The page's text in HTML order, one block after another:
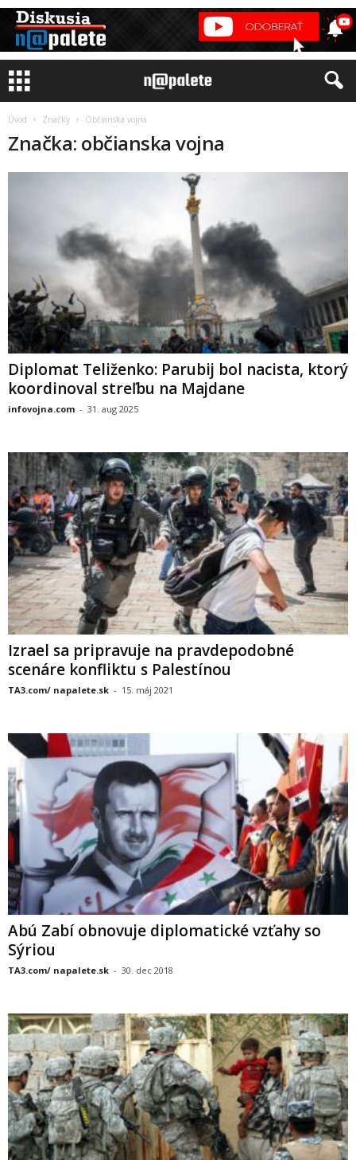
Úvod Značky Občianska vojna
Značka: občianska vojna
Diplomat Teliženko: Parubij bol nacista, ktorý
koordinoval streľbu na Majdane
infovojna.com - 31. aug 2025
Izrael sa pripravuje na pravdepodobné
scenáre konfliktu s Palestínou
TA3.com/ napalete.sk - 15. máj 2021
Abú Zabí obnovuje diplomatické vzťahy so
Sýriou
TA3.com/ napalete.sk - 30. dec 2018